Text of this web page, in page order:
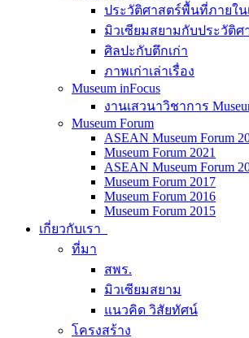
ประวัติศาสตร์พื้นที่ภายใ
มิวเซียมสยามกับประวัติ
ศิลปะกับตึกเก่า
ภาพเก่าเล่าเรื่อง
Museum inFocus
งานเสวนาวิชาการ
Museum Forum
ASEAN Museum Forum
Museum Forum 2021
ASEAN Museum Forum
Museum Forum 2017
Museum Forum 2016
Museum Forum 2015
เกี่ยวกับเรา
ที่มา
สพร.
มิวเซียมสยาม
แนวคิด วิสัยทัศน์
โครงสร้าง